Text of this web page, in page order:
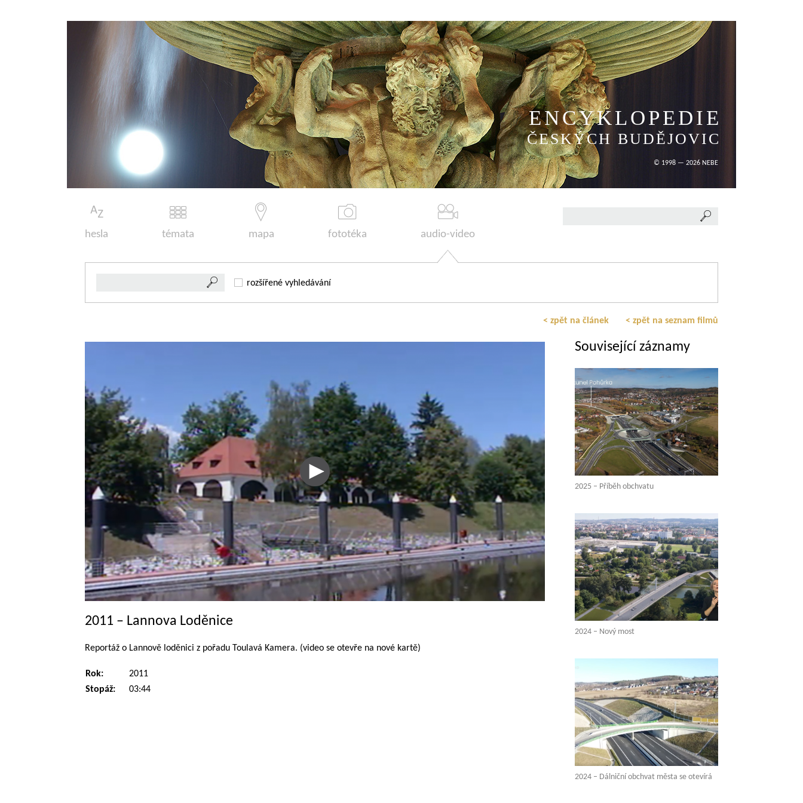
ENCYKLOPEDIE
ČESKÝCH BUDĚJOVIC
© 1998 — 2026 NEBE
hesla témata mapa fototéka audio-video
rozšířené vyhledávání
< zpět na článek < zpět na seznam filmů
2011 – Lannova Loděnice
Reportáž o Lannově loděnici z pořadu Toulavá Kamera. (video se otevře na nové kartě)
Rok:
2011
Stopáž:
03:44
Související záznamy
2025 – Příběh obchvatu
2024 – Nový most
2024 – Dálniční obchvat města se otevírá